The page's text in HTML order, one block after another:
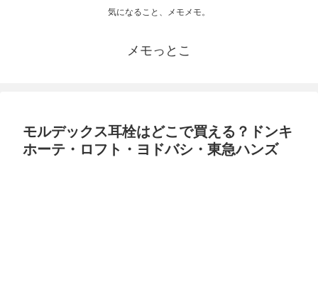
気になること、メモメモ。
メモっとこ
モルデックス耳栓はどこで買える？ドンキ
ホーテ・ロフト・ヨドバシ・東急ハンズ